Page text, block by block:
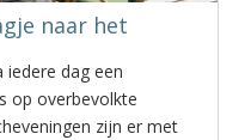
naar het
iedere dag een
op overbevolkte
zijn er met